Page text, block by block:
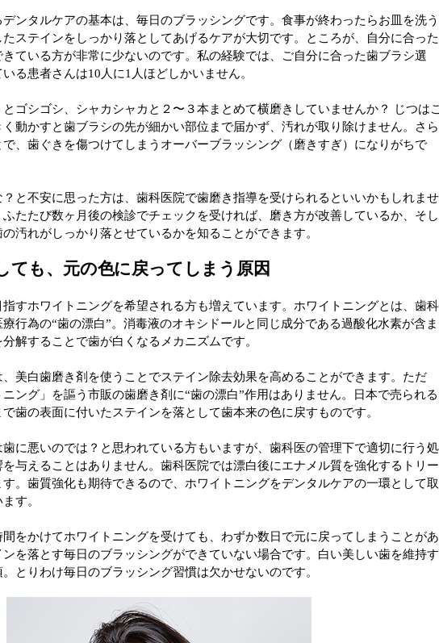
ンタルケアの基本は、毎日のブラッシングです。食事が終わったらお皿を洗う
ステインをしっかり落としてあげるケアが大切です。ところが、自分に合った
ている方が非常に少ないのです。私の経験では、ご自分に合った歯ブラシ選
る患者さんは10人に1人ほどしかいません。
ゴシゴシ、シャカシャカと２〜３本まとめて横磨きしていませんか？ じつは
動かすと歯ブラシの先が細かい部位まで届かず、汚れが取り除けません。さら
、歯ぐきを傷つけてしまうオーバーブラッシング（磨きすぎ）になりがちで
と不安に思った方は、歯科医院で歯磨き指導を受けられるといいかもしれませ
たたび数ヶ月後の検診でチェックを受ければ、磨き方が改善しているか、そし
汚れがしっかり落とせているかを知ることができます。
ても、元の色に戻ってしまう原因
すホワイトニングを希望される方も増えています。ホワイトニングとは、歯科
行為の“歯の漂白”。消毒液のオキシドールと同じ成分である過酸化水素が含ま
解することで歯が白くなるメカニズムです。
美白歯磨き剤を使うことでステイン除去効果を高めることができます。ただ
ング」を謳う市販の歯磨き剤に“歯の漂白”作用はありません。日本で売られる
歯の表面に付いたステインを落として歯本来の色に戻すものです。
歯に悪いのでは？と思われている方もいますが、歯科医の管理下で適切に行う処
与えることはありません。歯科医院では漂白後にエナメル質を強化するトリー
す。歯質強化も期待できるので、ホワイトニングをデンタルケアの一環として取
す。
をかけてホワイトニングを受けても、わずか数日で元に戻ってしまうことがあ
ンを落とす毎日のブラッシングができていない場合です。白い美しい歯を維持す
とりわけ毎日のブラッシング習慣は欠かせないのです。